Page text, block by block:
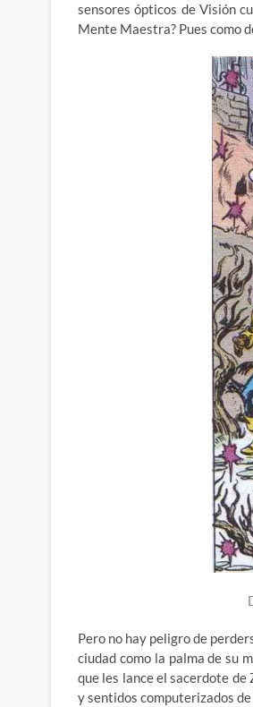
sensores ópticos de Visión
Mente Maestra? Pues como
Pero no hay peligro de
ciudad como la palma de su
que les lance el sacerdote
y sentidos computerizados